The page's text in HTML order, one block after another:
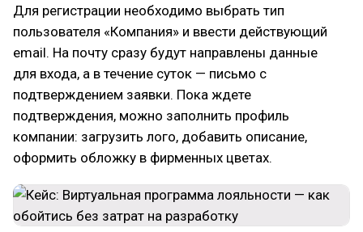
Для регистрации необходимо выбрать тип
пользователя «Компания» и ввести действующий
email. На почту сразу будут направлены данные
для входа, а в течение суток — письмо с
подтверждением заявки. Пока ждете
подтверждения, можно заполнить профиль
компании: загрузить лого, добавить описание,
оформить обложку в фирменных цветах.